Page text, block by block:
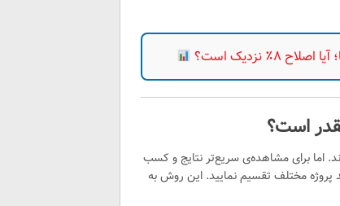
است؟
در نظر گرفته‌اند. اما برای مشاهده‌ی سریع‌تر نتایج و کسب
کنید و آن را بین چند پروژه مختلف تقسیم نمایید. این روش به